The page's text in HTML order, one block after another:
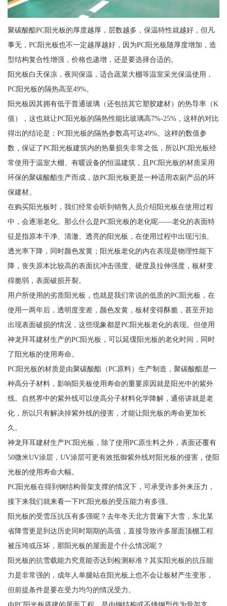
聚碳酸酯PC阳光板的厚度越厚，层数越多，保温特性就越好，但凡
事无，PC阳光板也不一定越厚越好，因为PC阳光板随厚度增加，造
型结构复合性增强，价格也递增，还是要选择合适的。
阳光板白天保凉，夜间保温，适合蔬菜大棚等温室采光保温使用，
PC阳光板的隔热高至49%。
阳光板因其拥有低于普通玻璃（还包括其它塑胶建材）的热导率（K
值），这也就让PC阳光板的隔热性能比玻璃高7%-25%，这样的对比
得出的结论是：PC阳光板的隔热参数高可达49%。这样的数值参
数，保证了PC阳光板建筑内的热量损失非常之低，所以PC阳光板经
常使用于温室大棚、有暖设备的恒温建筑，且PC阳光板的材质采用
环保的聚碳酸酯生产而成，故PC阳光板更是一种适用农副产品的环
保建材。
在购买阳光板时，我们经常会听到销售人员介绍阳光板在使用过程
中，会逐渐老化。那么什么是PC阳光板的老化呢——老化的表面特
征是指原本干净、清澈、透亮的阳光板，在使用过程中出现污浊、
透光率下降，同时颜色发黄；阳光板老化的内在表现是物理性能下
降，丧失原本比较高的表面抗冲击强度、硬度及拉伸强度，板材变
得脆弱，表面破损开裂。
用户所使用的劣质阳光板，也就是我们常说的低质的PC阳光板，在
使用一两年后，透明度变差，颜色发黄，板材变得酥脆，甚至开始
出现表面破损的情况，这些现象都是PC阳光板老化的表现。但使用
神龙拜耳建材生产的PC阳光板，可以延缓阳光板的老化时间，同时
了阳光板的使用寿命。
PC阳光板的材质是由聚碳酸酯（PC原料）生产制造，聚碳酸酯是一
种高分子材料，影响阳关板使用寿命的重要原因就是阳光中的紫外
线。自然界中的紫外线可以使高分子材料化学降解，通俗讲就是老
化，所以只有解决掉紫外线的侵害，才能让阳光板的寿命更加长
久。
神龙拜耳建材生产PC阳光板，除了使用PC原生料之外，表面还覆有
50微米UV涂层，UV涂层可更有效抵御紫外线对阳光板的侵害，使阳
光板的使用寿命大幅。
PC阳光板在得到钢结构骨架支撑的情况下，可承受许多外来压力，
接下来我们就来看一下PC阳光板的受压能力有多强。
阳光板的受雪压抗压有多强呢？去年冬天北方普遍下大雪，东北某
省降雪更是到达历史同时期期的高值，直接导致许多屋面顶棚工程
被压垮或压坏，那阳光板的屋面是个什么情况呢？
阳光板的抗雪载能力究竟能否达到检测标准？其实阳光板的抗压能
力是非常强的，成年人单腿站在阳光板上也不会让板材产生变形，
但前提条件是要在受力均匀的情况受力。